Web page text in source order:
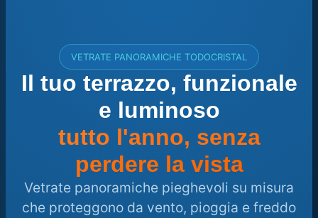
VETRATE PANORAMICHE TODOCRISTAL
Il tuo terrazzo, funzionale
e luminoso
tutto l'anno, senza
perdere la vista
Vetrate panoramiche pieghevoli su misura
che proteggono da vento, pioggia e freddo